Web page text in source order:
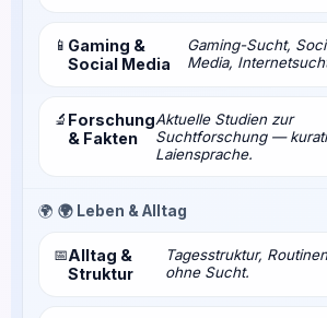
📱 Gaming &
Social Media
Gaming-Sucht,
Media,
🔬 Forschung
& Fakten
Aktuelle Studien zur
Suchtforschung —
Laiensprache.
🌍 🌍 Leben & Alltag
📅Alltag &
Struktur
Tagesstruktur,
ohne Sucht.